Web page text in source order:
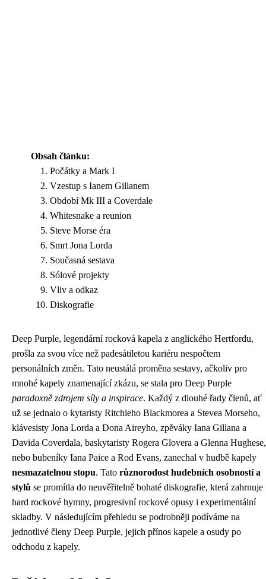
Obsah článku:
Počátky a Mark I
Vzestup s Ianem Gillanem
Období Mk III a Coverdale
Whitesnake a reunion
Steve Morse éra
Smrt Jona Lorda
Současná sestava
Sólové projekty
Vliv a odkaz
Diskografie
Deep Purple, legendární rocková kapela z anglického Hertfordu,
prošla za svou více než padesátiletou kariéru nespočtem
personálních změn. Tato neustálá proměna sestavy, ačkoliv pro
mnohé kapely znamenající zkázu, se stala pro Deep Purple
paradoxně zdrojem síly a inspirace. Každý z dlouhé řady členů, ať
už se jednalo o kytaristy Ritchieho Blackmorea a Stevea Morseho,
klávesisty Jona Lorda a Dona Aireyho, zpěváky Iana Gillana a
Davida Coverdala, baskytaristy Rogera Glovera a Glenna Hughese,
nebo bubeníky Iana Paice a Rod Evans, zanechal v hudbě kapely
nesmazatelnou stopu. Tato různorodost hudebních osobností a
stylů se promítla do neuvěřitelně bohaté diskografie, která zahrnuje
hard rockové hymny, progresivní rockové opusy i experimentální
skladby. V následujícím přehledu se podrobněji podíváme na
jednotlivé členy Deep Purple, jejich přínos kapele a osudy po
odchodu z kapely.